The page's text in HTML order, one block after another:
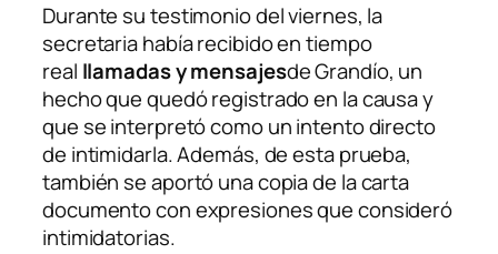
Durante su testimonio del viernes, la
secretaria había recibido en tiempo
real llamadas y mensajesde Grandío, un
hecho que quedó registrado en la causa y
que se interpretó como un intento directo
de intimidarla. Además, de esta prueba,
también se aportó una copia de la carta
documento con expresiones que consideró
intimidatorias.